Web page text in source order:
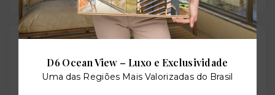
Outras Informações
D6 Ocean View – Luxo e Exclusividade
Uma das Regiões Mais Valorizadas do Brasil